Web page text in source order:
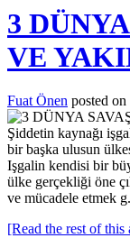
3
VE
Fuat Önen posted
Şiddetin kaynağı
bir başka ulusun
Işgalin kendisi bir
ülke gerçekliği öne
ve mücadele etmek
[Read the rest of this